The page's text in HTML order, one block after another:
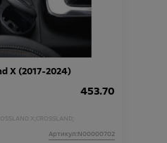
X (2017-2024)
453.70
X; CROSSLAND;
Артикул:N00000702